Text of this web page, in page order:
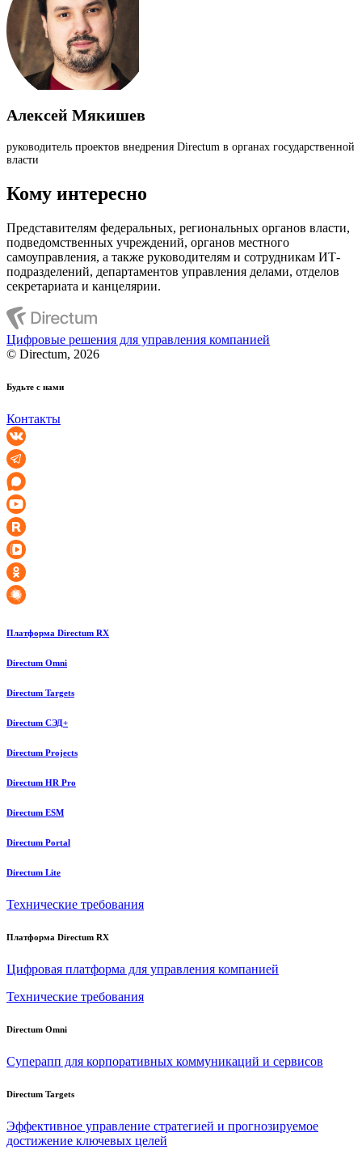
Алексей Мякишев
руководитель проектов внедрения Directum в органах государственной
власти
Кому интересно
Представителям федеральных, региональных органов власти,
подведомственных учреждений, органов местного
самоуправления, а также руководителям и сотрудникам ИТ-
подразделений, департаментов управления делами, отделов
секретариата и канцелярии.
Цифровые решения для управления компанией
© Directum, 2026
Будьте с нами
Контакты
Платформа Directum RX
Directum Omni
Directum Targets
Directum СЭД+
Directum Projects
Directum HR Pro
Directum ESM
Directum Portal
Directum Lite
Технические требования
Платформа Directum RX
Цифровая платформа для управления компанией
Технические требования
Directum Omni
Суперапп для корпоративных коммуникаций и сервисов
Directum Targets
Эффективное управление стратегией и прогнозируемое
достижение ключевых целей